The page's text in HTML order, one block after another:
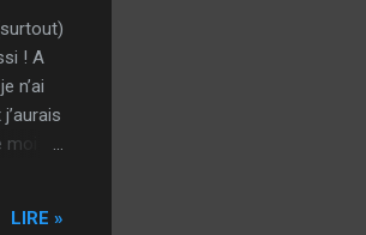
! A
n’ai
LIRE »